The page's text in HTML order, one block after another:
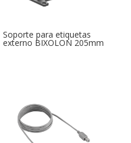
Soporte para etiquetas
externo BIXOLON 205mm